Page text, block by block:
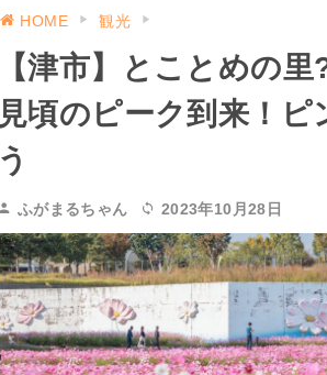
HOME 観光
【津市】とことめの
見頃のピーク到来！
う
ふがまるちゃん 2023年10月28日